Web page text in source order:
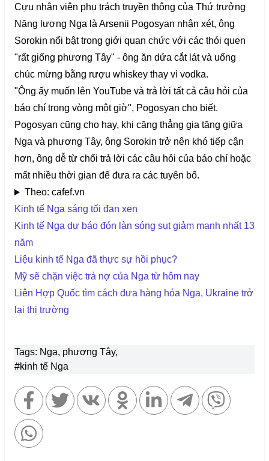
Cựu nhân viên phụ trách truyền thông của Thứ trưởng
Năng lượng Nga là Arsenii Pogosyan nhận xét, ông
Sorokin nổi bật trong giới quan chức với các thói quen
"rất giống phương Tây" - ông ăn dứa cắt lát và uống
chúc mừng bằng rượu whiskey thay vì vodka.
"Ông ấy muốn lên YouTube và trả lời tất cả câu hỏi của
báo chí trong vòng một giờ", Pogosyan cho biết.
Pogosyan cũng cho hay, khi căng thẳng gia tăng giữa
Nga và phương Tây, ông Sorokin trở nên khó tiếp cận
hơn, ông dễ từ chối trả lời các câu hỏi của báo chí hoặc
mất nhiều thời gian để đưa ra các tuyên bố.
Theo: cafef.vn
Kinh tế Nga sáng tối đan xen
Kinh tế Nga dự báo đón làn sóng sụt giảm mạnh nhất 13
năm
Liệu kinh tế Nga đã thực sự hồi phục?
Mỹ sẽ chặn việc trả nợ của Nga từ hôm nay
Liên Hợp Quốc tìm cách đưa hàng hóa Nga, Ukraine trở
lại thị trường
Tags: Nga, phương Tây,
#kinh tế Nga